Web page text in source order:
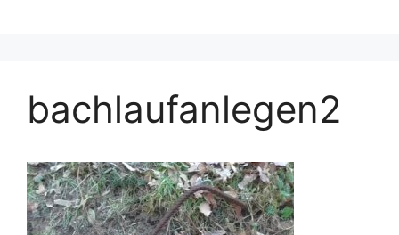
bachlaufanlegen2